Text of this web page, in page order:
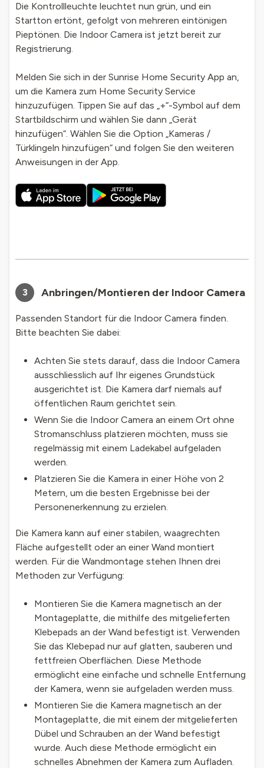
Die Kontrollleuchte leuchtet nun grün, und ein
Startton ertönt, gefolgt von mehreren eintönigen
Pieptönen. Die Indoor Camera ist jetzt bereit zur
Registrierung.
Melden Sie sich in der Sunrise Home Security App an,
um die Kamera zum Home Security Service
hinzuzufügen. Tippen Sie auf das „+“-Symbol auf dem
Startbildschirm und wählen Sie dann „Gerät
hinzufügen“. Wählen Sie die Option „Kameras /
Türklingeln hinzufügen“ und folgen Sie den weiteren
Anweisungen in der App.
3 Anbringen/Montieren der Indoor Camera
Passenden Standort für die Indoor Camera finden.
Bitte beachten Sie dabei:
Achten Sie stets darauf, dass die Indoor Camera
ausschliesslich auf Ihr eigenes Grundstück
ausgerichtet ist. Die Kamera darf niemals auf
öffentlichen Raum gerichtet sein.
Wenn Sie die Indoor Camera an einem Ort ohne
Stromanschluss platzieren möchten, muss sie
regelmässig mit einem Ladekabel aufgeladen
werden.
Platzieren Sie die Kamera in einer Höhe von 2
Metern, um die besten Ergebnisse bei der
Personenerkennung zu erzielen.
Die Kamera kann auf einer stabilen, waagrechten
Fläche aufgestellt oder an einer Wand montiert
werden. Für die Wandmontage stehen Ihnen drei
Methoden zur Verfügung:
Montieren Sie die Kamera magnetisch an der
Montageplatte, die mithilfe des mitgelieferten
Klebepads an der Wand befestigt ist. Verwenden
Sie das Klebepad nur auf glatten, sauberen und
fettfreien Oberflächen. Diese Methode
ermöglicht eine einfache und schnelle Entfernung
der Kamera, wenn sie aufgeladen werden muss.
Montieren Sie die Kamera magnetisch an der
Montageplatte, die mit einem der mitgelieferten
Dübel und Schrauben an der Wand befestigt
wurde. Auch diese Methode ermöglicht ein
schnelles Abnehmen der Kamera zum Aufladen.